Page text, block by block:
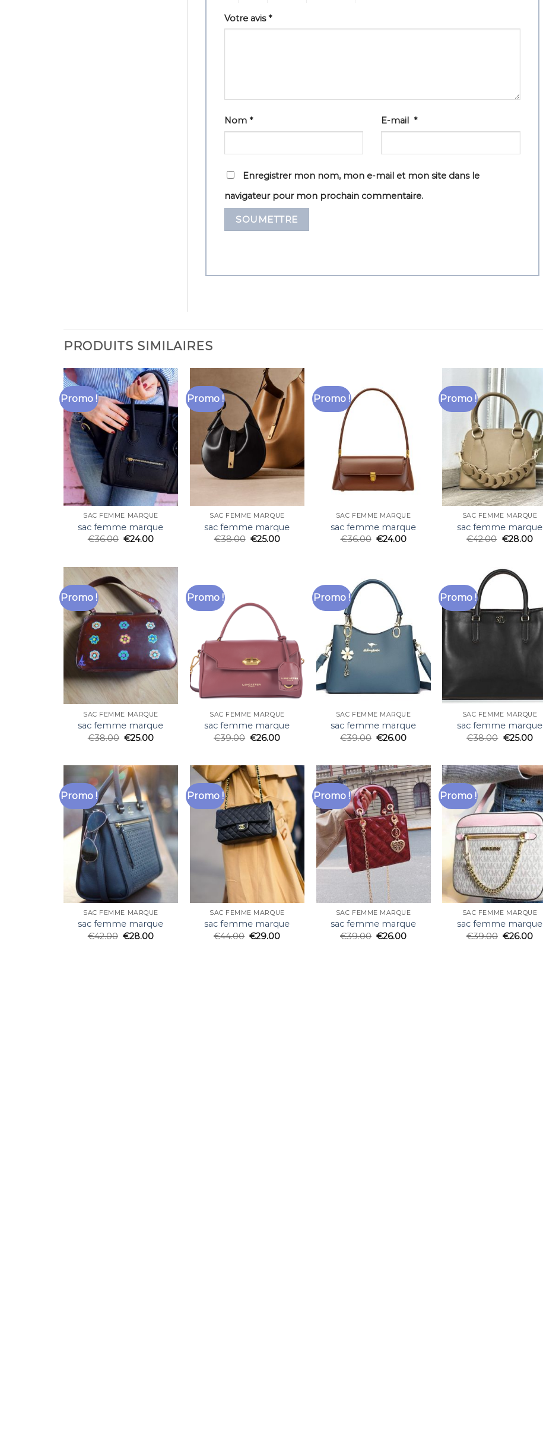
Votre avis*
Nom * E-mail*
Enregistrer mon nom, mon e-mail et mon site dans le
navigateur pour mon prochain commentaire.
PRODUITS SIMILAIRES
Promo !
SAC FEMME MARQUE
sac femme marque
€36.00 €24.00
Promo !
SAC FEMME MARQUE
sac femme marque
€38.00 €25.00
Promo !
SAC FEMME MARQUE
sac femme marque
€36.00 €24.00
Promo !
SAC FEMME MARQUE
sac femme marque
€42.00 €28.00
Promo !
SAC FEMME MARQUE
sac femme marque
€38.00 €25.00
Promo !
SAC FEMME MARQUE
sac femme marque
€39.00 €26.00
Promo !
SAC FEMME MARQUE
sac femme marque
€39.00 €26.00
Promo !
SAC FEMME MARQUE
sac femme marque
€38.00 €25.00
Promo !
SAC FEMME MARQUE
sac femme marque
€42.00 €28.00
Promo !
SAC FEMME MARQUE
sac femme marque
€44.00 €29.00
Promo !
SAC FEMME MARQUE
sac femme marque
€39.00 €26.00
Promo !
SAC FEMME MARQUE
sac femme marque
€39.00 €26.00